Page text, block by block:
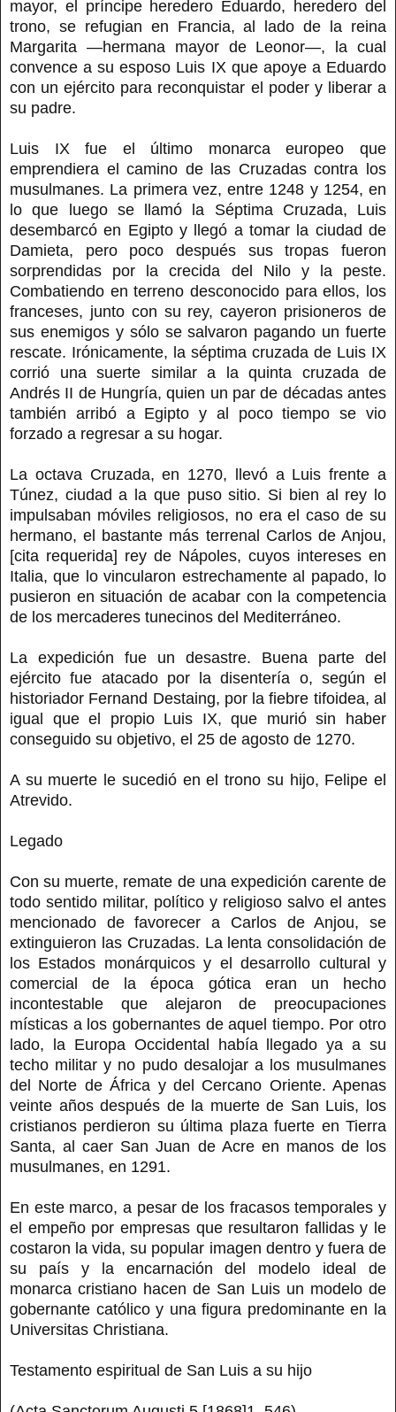
mayor, el príncipe heredero Eduardo, heredero del
trono, se refugian en Francia, al lado de la reina
Margarita —hermana mayor de Leonor—, la cual
convence a su esposo Luis IX que apoye a Eduardo
con un ejército para reconquistar el poder y liberar a
su padre.
Luis IX fue el último monarca europeo que
emprendiera el camino de las Cruzadas contra los
musulmanes. La primera vez, entre 1248 y 1254, en
lo que luego se llamó la Séptima Cruzada, Luis
desembarcó en Egipto y llegó a tomar la ciudad de
Damieta, pero poco después sus tropas fueron
sorprendidas por la crecida del Nilo y la peste.
Combatiendo en terreno desconocido para ellos, los
franceses, junto con su rey, cayeron prisioneros de
sus enemigos y sólo se salvaron pagando un fuerte
rescate. Irónicamente, la séptima cruzada de Luis IX
corrió una suerte similar a la quinta cruzada de
Andrés II de Hungría, quien un par de décadas antes
también arribó a Egipto y al poco tiempo se vio
forzado a regresar a su hogar.
La octava Cruzada, en 1270, llevó a Luis frente a
Túnez, ciudad a la que puso sitio. Si bien al rey lo
impulsaban móviles religiosos, no era el caso de su
hermano, el bastante más terrenal Carlos de Anjou,
[cita requerida] rey de Nápoles, cuyos intereses en
Italia, que lo vincularon estrechamente al papado, lo
pusieron en situación de acabar con la competencia
de los mercaderes tunecinos del Mediterráneo.
La expedición fue un desastre. Buena parte del
ejército fue atacado por la disentería o, según el
historiador Fernand Destaing, por la fiebre tifoidea, al
igual que el propio Luis IX, que murió sin haber
conseguido su objetivo, el 25 de agosto de 1270.
A su muerte le sucedió en el trono su hijo, Felipe el
Atrevido.
Legado
Con su muerte, remate de una expedición carente de
todo sentido militar, político y religioso salvo el antes
mencionado de favorecer a Carlos de Anjou, se
extinguieron las Cruzadas. La lenta consolidación de
los Estados monárquicos y el desarrollo cultural y
comercial de la época gótica eran un hecho
incontestable que alejaron de preocupaciones
místicas a los gobernantes de aquel tiempo. Por otro
lado, la Europa Occidental había llegado ya a su
techo militar y no pudo desalojar a los musulmanes
del Norte de África y del Cercano Oriente. Apenas
veinte años después de la muerte de San Luis, los
cristianos perdieron su última plaza fuerte en Tierra
Santa, al caer San Juan de Acre en manos de los
musulmanes, en 1291.
En este marco, a pesar de los fracasos temporales y
el empeño por empresas que resultaron fallidas y le
costaron la vida, su popular imagen dentro y fuera de
su país y la encarnación del modelo ideal de
monarca cristiano hacen de San Luis un modelo de
gobernante católico y una figura predominante en la
Universitas Christiana.
Testamento espiritual de San Luis a su hijo